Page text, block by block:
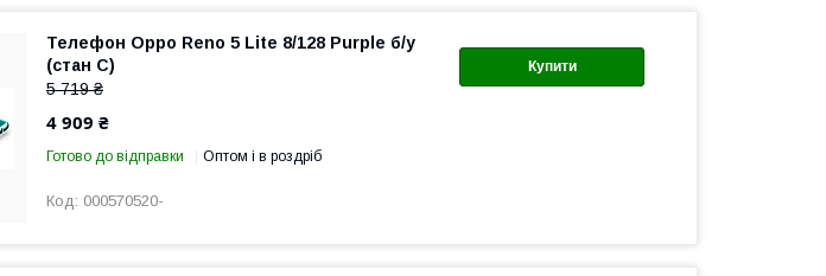
Купити
Телефон Oppo Reno 5 Lite 8/128 Purple б/у
(стан C)
5 719 ₴
4 909 ₴
Готово до відправки Оптом і в роздріб
000570520-